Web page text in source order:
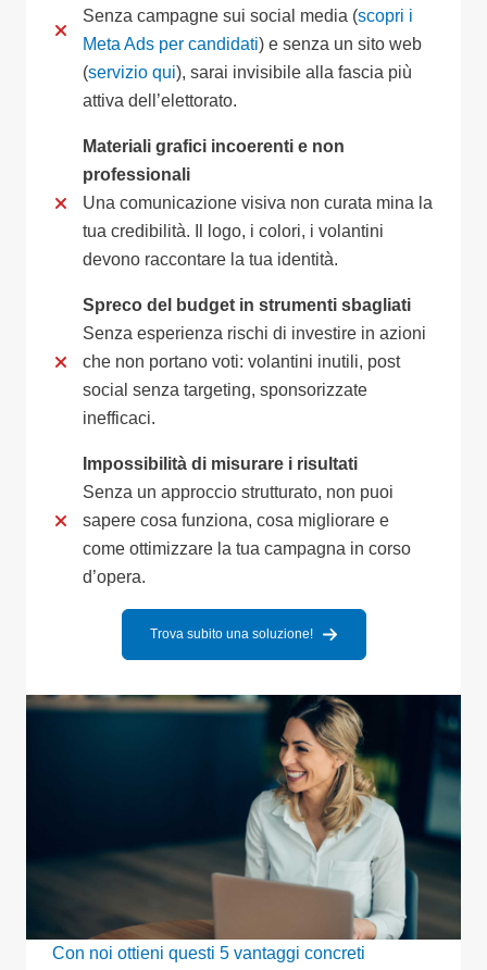
Senza campagne sui social media (scopri i
Meta Ads per candidati) e senza un sito web
(servizio qui), sarai invisibile alla fascia più
attiva dell’elettorato.
Materiali grafici incoerenti e non
professionali
Una comunicazione visiva non curata mina la
tua credibilità. Il logo, i colori, i volantini
devono raccontare la tua identità.
Spreco del budget in strumenti sbagliati
Senza esperienza rischi di investire in azioni
che non portano voti: volantini inutili, post
social senza targeting, sponsorizzate
inefficaci.
Impossibilità di misurare i risultati
Senza un approccio strutturato, non puoi
sapere cosa funziona, cosa migliorare e
come ottimizzare la tua campagna in corso
d’opera.
Trova subito una soluzione!
Con noi ottieni questi 5 vantaggi concreti